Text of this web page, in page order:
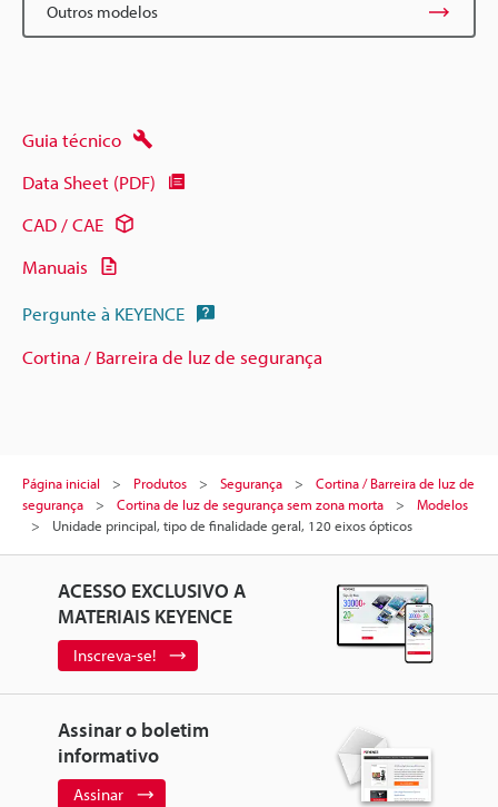
Outros modelos
Guia técnico
Data Sheet (PDF)
CAD / CAE
Manuais
Pergunte à KEYENCE
Cortina / Barreira de luz de segurança
Página inicial Produtos Segurança
Cortina / Barreira de luz de
segurança
Cortina de luz de segurança sem zona morta
Modelos
Unidade principal, tipo de finalidade geral, 120 eixos ópticos
ACESSO EXCLUSIVO A
MATERIAIS KEYENCE
Inscreva-se!
Assinar o boletim
informativo
Assinar